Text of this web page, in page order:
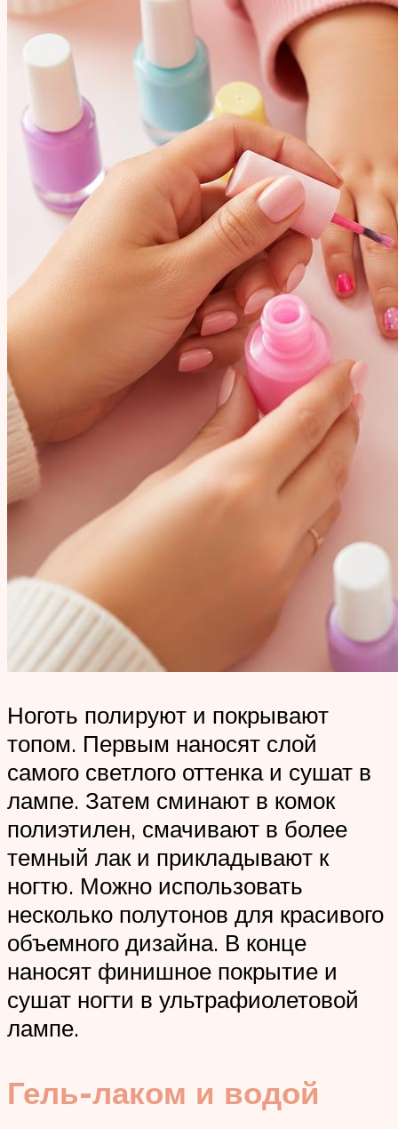
Ноготь полируют и покрывают
топом. Первым наносят слой
самого светлого оттенка и сушат в
лампе. Затем сминают в комок
полиэтилен, смачивают в более
темный лак и прикладывают к
ногтю. Можно использовать
несколько полутонов для красивого
объемного дизайна. В конце
наносят финишное покрытие и
сушат ногти в ультрафиолетовой
лампе.
Гель-лаком и водой